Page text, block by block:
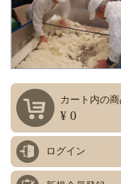
カート内の
¥ 0
ログイン